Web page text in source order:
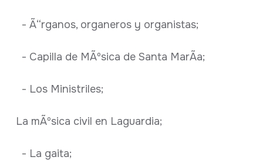
- Ã“rganos, organeros y organistas;
- Capilla de MÃºsica de Santa MarÃ­a;
- Los Ministriles;
La mÃºsica civil en Laguardia;
- La gaita;